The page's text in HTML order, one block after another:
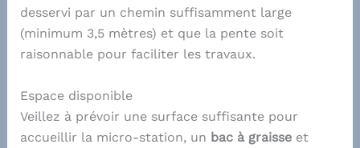
desservi par un chemin suffisamment large
(minimum 3,5 mètres) et que la pente soit
raisonnable pour faciliter les travaux.
Espace disponible
Veillez à prévoir une surface suffisante pour
accueillir la micro-station, un bac à graisseet